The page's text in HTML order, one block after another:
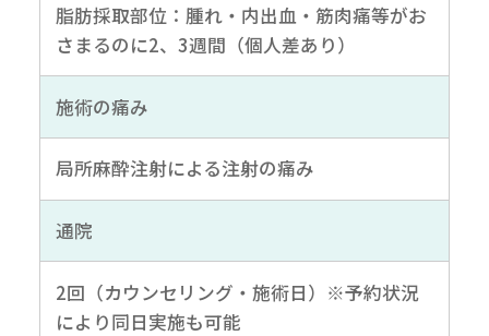
脂肪採取部位：腫れ・内出血・筋肉痛等がお
さまるのに2、3週間（個人差あり）
施術の痛み
局所麻酔注射による注射の痛み
通院
2回（カウンセリング・施術日）※予約状況
により同日実施も可能